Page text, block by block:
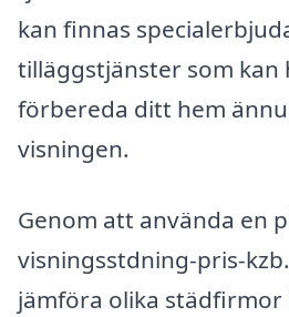
kan finnas
tilläggstjänster som kan
förbereda ditt hem
visningen.
Genom att använda en
visningsstdning-pris-
jämföra olika städfirmor